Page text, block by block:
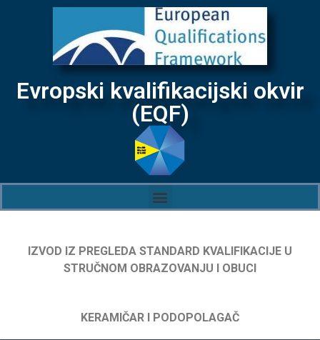
Evropski kvalifikacijski okvir
(EQF)
IZVOD IZ PREGLEDA STANDARD KVALIFIKACIJE U
STRUČNOM OBRAZOVANJU I OBUCI
KERAMIČAR I PODOPOLAGAČ